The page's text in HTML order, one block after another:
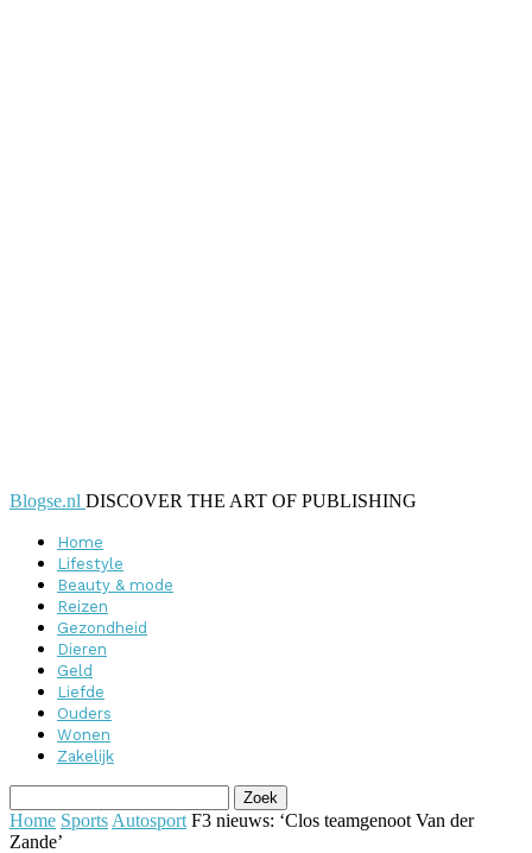
Blogse.nl DISCOVER THE ART OF PUBLISHING
Home
Lifestyle
Beauty & mode
Reizen
Gezondheid
Dieren
Geld
Liefde
Ouders
Wonen
Zakelijk
Home Sports Autosport F3 nieuws: ‘Clos teamgenoot Van der
Zande’